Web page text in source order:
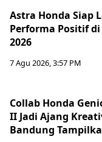
Astra Honda Siap
Performa Positif di
2026
7 Agu 2026, 3:57 PM
Collab Honda
II Jadi Ajang
Bandung